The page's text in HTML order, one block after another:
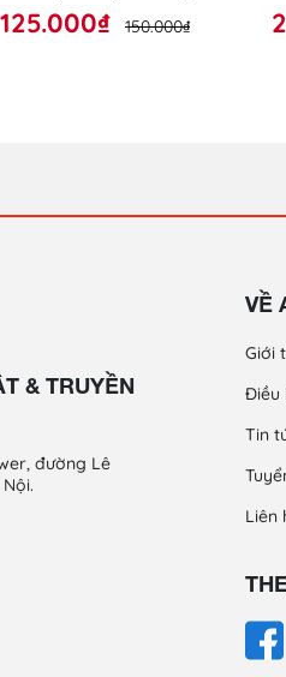
125.000₫ 150.000₫
& TRUYỀN
đường Lê
VỀ
Giới
Điều
Tin
Liên